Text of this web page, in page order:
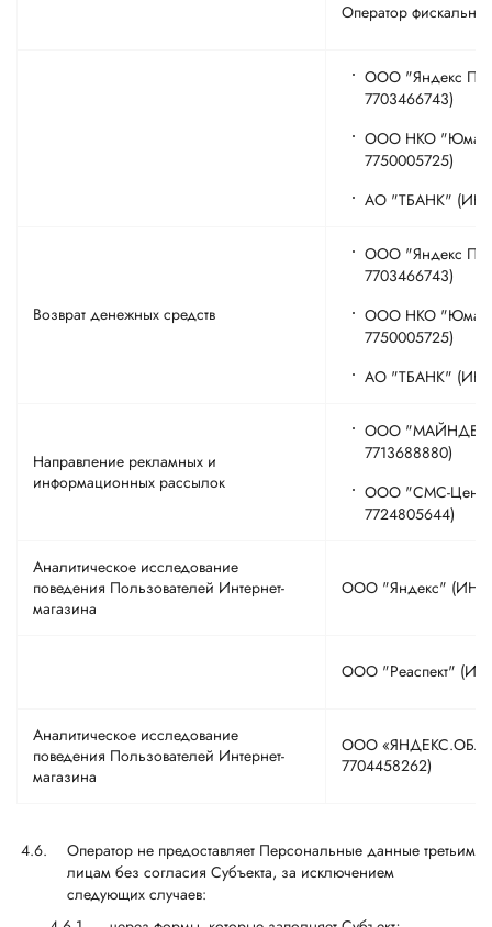
Оператор
ООО "Яндекс
7703466743)
ООО НКО
7750005725)
АО "ТБАНК"
Возврат денежных средств
ООО "Яндекс
7703466743)
ООО НКО
7750005725)
АО "ТБАНК"
Направление рекламных и
информационных рассылок
ООО
7713688880)
ООО "СМС-
7724805644)
Аналитическое исследование
поведения Пользователей Интернет-
магазина
ООО "Яндекс" (ИНН:
ООО "Реаспект"
Аналитическое исследование
поведения Пользователей Интернет-
магазина
ООО
7704458262)
Оператор не предоставляет Персональные данные третьим
лицам без согласия Субъекта, за исключением
следующих случаев: